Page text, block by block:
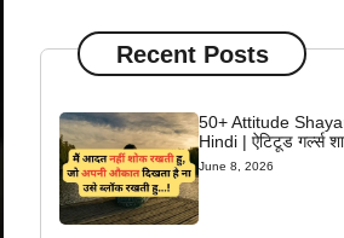
Recent Posts
50+ Attitude
Hindi | ऐटिटूड गर्ल्स
June 8, 2026